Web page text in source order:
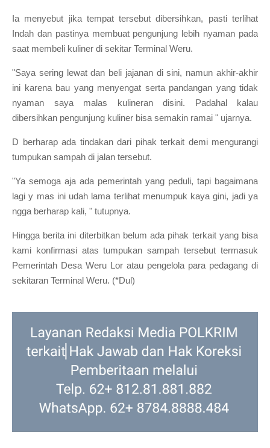
Ia menyebut jika tempat tersebut dibersihkan, pasti terlihat
Indah dan pastinya membuat pengunjung lebih nyaman pada
saat membeli kuliner di sekitar Terminal Weru.
"Saya sering lewat dan beli jajanan di sini, namun akhir-akhir
ini karena bau yang menyengat serta pandangan yang tidak
nyaman saya malas kulineran disini. Padahal kalau
dibersihkan pengunjung kuliner bisa semakin ramai " ujarnya.
D berharap ada tindakan dari pihak terkait demi mengurangi
tumpukan sampah di jalan tersebut.
"Ya semoga aja ada pemerintah yang peduli, tapi bagaimana
lagi y mas ini udah lama terlihat menumpuk kaya gini, jadi ya
ngga berharap kali, " tutupnya.
Hingga berita ini diterbitkan belum ada pihak terkait yang bisa
kami konfirmasi atas tumpukan sampah tersebut termasuk
Pemerintah Desa Weru Lor atau pengelola para pedagang di
sekitaran Terminal Weru. (*Dul)